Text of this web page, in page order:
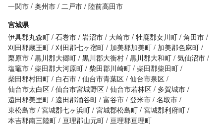
一関市 奥州市 二戸市 陸前高田市
宮城県
伊具郡丸森町 石巻市 岩沼市 大崎市 牡鹿郡女川町 角田市
刈田郡蔵王町 刈田郡七ヶ宿町 加美郡加美町
加美郡色麻町
栗原市 黒川郡大郷町 黒川郡大衡村 黒川郡大和町 気仙沼市
塩竈市
柴田郡大河原町 柴田郡川崎町
柴田郡柴田町
柴田郡村田町
白石市 仙台市青葉区 仙台市泉区
仙台市太白区 仙台市宮城野区 仙台市若林区
多賀城市
遠田郡美里町 遠田郡涌谷町 富谷市 登米市 名取市
東松島市 宮城郡七ヶ浜町 宮城郡松島町 宮城郡利府町
本吉郡南三陸町
亘理郡山元町
亘理郡亘理町